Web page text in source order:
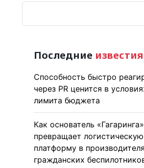
Последние известия
Способность быстро
через PR ценится в
лимита бюджета
Как основатель «Гагаринга»
превращает логистическую
платформу в производителя
гражданских